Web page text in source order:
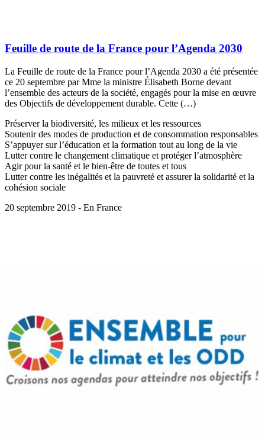
Feuille de route de la France pour l’Agenda 2030
La Feuille de route de la France pour l’Agenda 2030 a été présentée
ce 20 septembre par Mme la ministre Élisabeth Borne devant
l’ensemble des acteurs de la société, engagés pour la mise en œuvre
des Objectifs de développement durable. Cette (…)
Préserver la biodiversité, les milieux et les ressources
Soutenir des modes de production et de consommation responsables
S’appuyer sur l’éducation et la formation tout au long de la vie
Lutter contre le changement climatique et protéger l’atmosphère
Agir pour la santé et le bien-être de toutes et tous
Lutter contre les inégalités et la pauvreté et assurer la solidarité et la
cohésion sociale
20 septembre 2019 - En France